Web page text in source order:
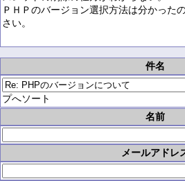
ＰＨＰのバージョン選択方法は分かった
さい。
件名
プへソート
名前
メールアドレ